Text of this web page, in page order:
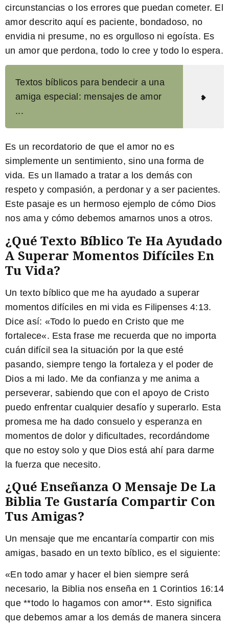
circunstancias o los errores que puedan cometer. El
amor descrito aquí es paciente, bondadoso, no
envidia ni presume, no es orgulloso ni egoísta. Es
un amor que perdona, todo lo cree y todo lo espera.
Textos bíblicos para bendecir a una
amiga especial: mensajes de amor
...
Es un recordatorio de que el amor no es
simplemente un sentimiento, sino una forma de
vida. Es un llamado a tratar a los demás con
respeto y compasión, a perdonar y a ser pacientes.
Este pasaje es un hermoso ejemplo de cómo Dios
nos ama y cómo debemos amarnos unos a otros.
¿Qué Texto Bíblico Te Ha Ayudado
A Superar Momentos Difíciles En
Tu Vida?
Un texto bíblico que me ha ayudado a superar
momentos difíciles en mi vida es Filipenses 4:13.
Dice así: «Todo lo puedo en Cristo que me
fortalece«. Esta frase me recuerda que no importa
cuán difícil sea la situación por la que esté
pasando, siempre tengo la fortaleza y el poder de
Dios a mi lado. Me da confianza y me anima a
perseverar, sabiendo que con el apoyo de Cristo
puedo enfrentar cualquier desafío y superarlo. Esta
promesa me ha dado consuelo y esperanza en
momentos de dolor y dificultades, recordándome
que no estoy solo y que Dios está ahí para darme
la fuerza que necesito.
¿Qué Enseñanza O Mensaje De La
Biblia Te Gustaría Compartir Con
Tus Amigas?
Un mensaje que me encantaría compartir con mis
amigas, basado en un texto bíblico, es el siguiente:
«En todo amar y hacer el bien siempre será
necesario, la Biblia nos enseña en 1 Corintios 16:14
que **todo lo hagamos con amor**. Esto significa
que debemos amar a los demás de manera sincera